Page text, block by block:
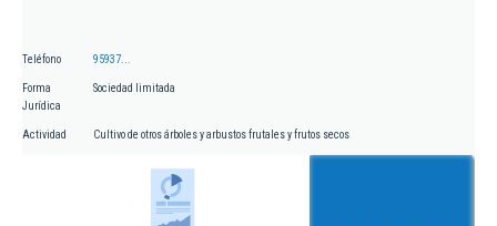
Teléfono 95937...
Forma
Jurídica
Sociedad limitada
Actividad Cultivo de otros árboles y arbustos frutales y frutos secos